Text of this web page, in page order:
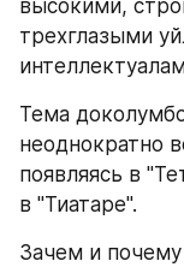
высокими,
трехглазыми
Тема
неоднократно
появляясь в
в "Тиатаре".
Зачем и